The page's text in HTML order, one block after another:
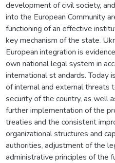
development of civil society,
into the European Community
functioning of an effective
key mechanism of the state.
European integration is
own national legal system in
international st andards. Today
of internal and external threats
security of the country, as well
further implementation of the
treaties and the consistent
organizational structures and
authorities, adjustment of the
administrative principles of the